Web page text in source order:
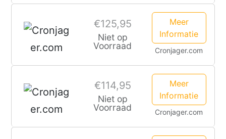
€125,95
Niet op
Voorraad
Meer
Informatie
Cronjager.com
€114,95
Niet op
Voorraad
Meer
Informatie
Cronjager.com